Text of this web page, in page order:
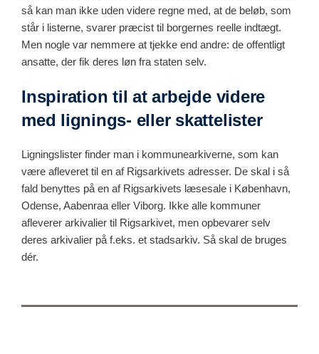
så kan man ikke uden videre regne med, at de beløb, som
står i listerne, svarer præcist til borgernes reelle indtægt.
Men nogle var nemmere at tjekke end andre: de offentligt
ansatte, der fik deres løn fra staten selv.
Inspiration til at arbejde videre
med lignings- eller skattelister
Ligningslister finder man i kommunearkiverne, som kan
være afleveret til en af Rigsarkivets adresser. De skal i så
fald benyttes på en af Rigsarkivets læsesale i København,
Odense, Aabenraa eller Viborg. Ikke alle kommuner
afleverer arkivalier til Rigsarkivet, men opbevarer selv
deres arkivalier på f.eks. et stadsarkiv. Så skal de bruges
dér.